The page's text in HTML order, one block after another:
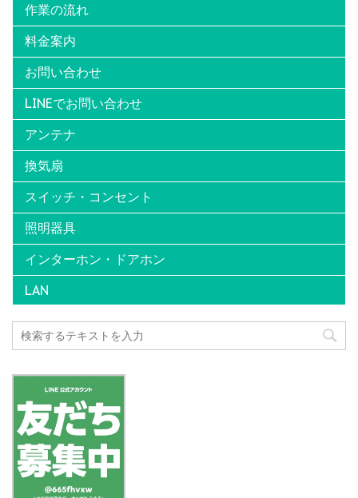
作業の流れ
料金案内
お問い合わせ
LINEでお問い合わせ
アンテナ
換気扇
スイッチ・コンセント
照明器具
インターホン・ドアホン
LAN